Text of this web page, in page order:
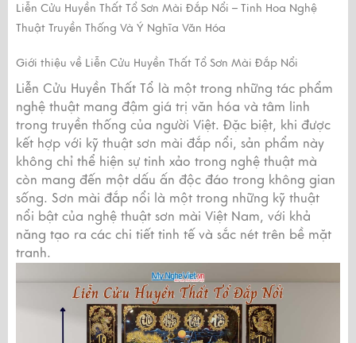
Liễn Cửu Huyền Thất Tổ Sơn Mài Đắp Nổi – Tinh Hoa Nghệ
Thuật Truyền Thống Và Ý Nghĩa Văn Hóa
Giới thiệu về Liễn Cửu Huyền Thất Tổ Sơn Mài Đắp Nổi
Liễn Cửu Huyền Thất Tổ là một trong những tác phẩm
nghệ thuật mang đậm giá trị văn hóa và tâm linh
trong truyền thống của người Việt. Đặc biệt, khi được
kết hợp với kỹ thuật sơn mài đắp nổi, sản phẩm này
không chỉ thể hiện sự tinh xảo trong nghệ thuật mà
còn mang đến một dấu ấn độc đáo trong không gian
sống. Sơn mài đắp nổi là một trong những kỹ thuật
nổi bật của nghệ thuật sơn mài Việt Nam, với khả
năng tạo ra các chi tiết tinh tế và sắc nét trên bề mặt
tranh.